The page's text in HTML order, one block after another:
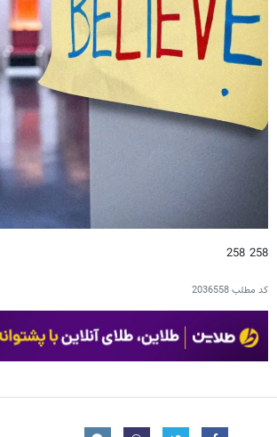
258 258
کد مطلب2036558